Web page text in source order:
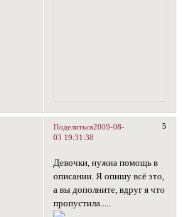
Поделиться 5
2009-08-
03 19:31:38
Девочки, нужна помощь в
описании. Я опишу всё это,
а вы дополните, вдруг я что
пропустила.....